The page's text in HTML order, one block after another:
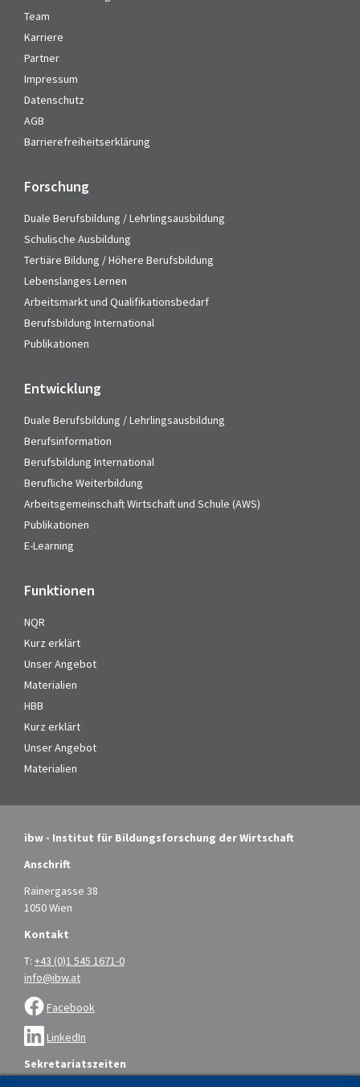
Team
Karriere
Partner
Impressum
Datenschutz
AGB
Barrierefreiheitserklärung
Forschung
Duale Berufsbildung / Lehrlingsausbildung
Schulische Ausbildung
Tertiäre Bildung / Höhere Berufsbildung
Lebenslanges Lernen
Arbeitsmarkt und Qualifikationsbedarf
Berufsbildung International
Publikationen
Entwicklung
Duale Berufsbildung / Lehrlingsausbildung
Berufsinformation
Berufsbildung International
Berufliche Weiterbildung
Arbeitsgemeinschaft Wirtschaft und Schule (AWS)
Publikationen
E-Learning
Funktionen
NQR
Kurz erklärt
Unser Angebot
Materialien
HBB
Kurz erklärt
Unser Angebot
Materialien
ibw - Institut für Bildungsforschung der Wirtschaft
Anschrift
Rainergasse 38
1050 Wien
Kontakt
T: +43 (0)1 545 1671-0
info@ibw.at
Facebook
LinkedIn
Sekretariatszeiten